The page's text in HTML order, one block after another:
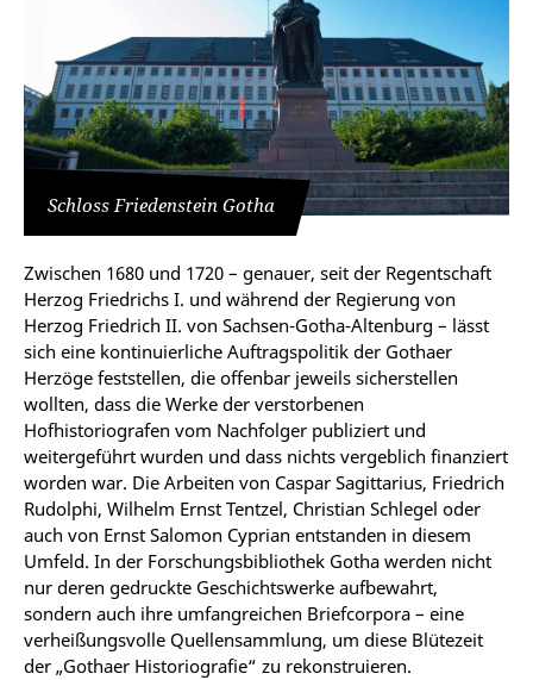
Schloss Friedenstein Gotha
Zwischen 1680 und 1720 – genauer, seit der Regentschaft
Herzog Friedrichs I. und während der Regierung von
Herzog Friedrich II. von Sachsen-Gotha-Altenburg – lässt
sich eine kontinuierliche Auftragspolitik der Gothaer
Herzöge feststellen, die offenbar jeweils sicherstellen
wollten, dass die Werke der verstorbenen
Hofhistoriografen vom Nachfolger publiziert und
weitergeführt wurden und dass nichts vergeblich finanziert
worden war. Die Arbeiten von Caspar Sagittarius, Friedrich
Rudolphi, Wilhelm Ernst Tentzel, Christian Schlegel oder
auch von Ernst Salomon Cyprian entstanden in diesem
Umfeld. In der Forschungsbibliothek Gotha werden nicht
nur deren gedruckte Geschichtswerke aufbewahrt,
sondern auch ihre umfangreichen Briefcorpora – eine
verheißungsvolle Quellensammlung, um diese Blütezeit
der „Gothaer Historiografie“ zu rekonstruieren.